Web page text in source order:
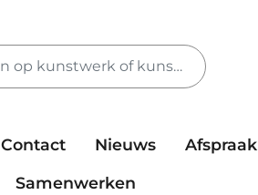
Contact Nieuws Afspraak
Samenwerken